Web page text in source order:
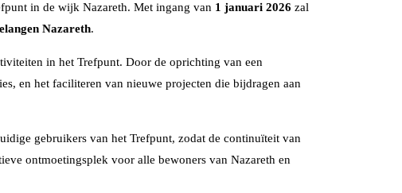
in de wijk Nazareth. Met ingang van 1 januari 2026 zal
Nazareth.
in het Trefpunt. Door de oprichting van een
en het faciliteren van nieuwe projecten die bijdragen aan
gebruikers van het Trefpunt, zodat de continuïteit van
ontmoetingsplek voor alle bewoners van Nazareth en